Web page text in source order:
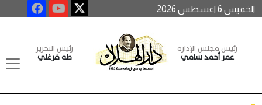
الخميس 6 اغسطس 2026
رئيس مجلس الإدارة
عمر أحمد سامي
رئيس التحرير
طه فرغلي